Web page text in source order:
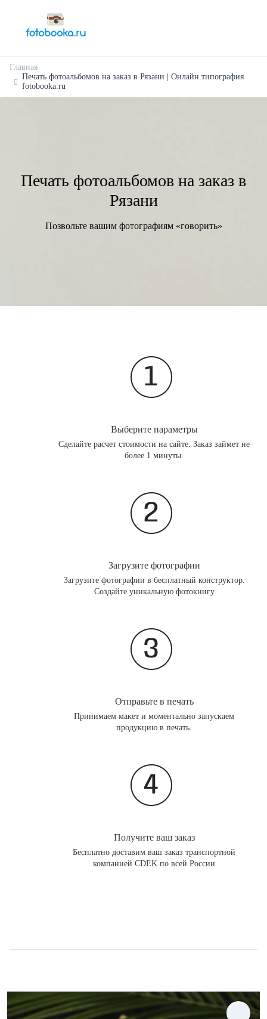
Главная
Печать фотоальбомов на заказ в Рязани | Онлайн типография
fotobooka.ru
Печать фотоальбомов на заказ в
Рязани
Позвольте вашим фотографиям «говорить»
Выберите параметры
Сделайте расчет стоимости на сайте. Заказ займет не
более 1 минуты.
Загрузите фотографии
Загрузите фотографии в бесплатный конструктор.
Создайте уникальную фотокнигу
Отправьте в печать
Принимаем макет и моментально запускаем
продукцию в печать.
Получите ваш заказ
Бесплатно доставим ваш заказ транспортной
компанией CDEK по всей России